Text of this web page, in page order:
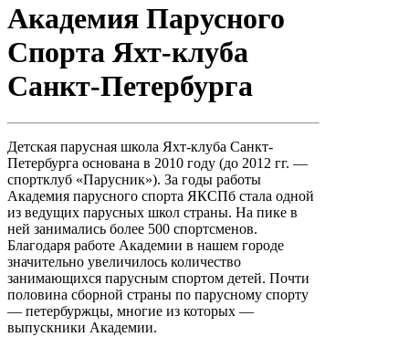
Академия Парусного
Спорта Яхт-клуба
Санкт-Петербурга
Детская парусная школа Яхт-клуба Санкт-
Петербурга основана в 2010 году (до 2012 гг. —
спортклуб «Парусник»). За годы работы
Академия парусного спорта ЯКСПб стала одной
из ведущих парусных школ страны. На пике в
ней занимались более 500 спортсменов.
Благодаря работе Академии в нашем городе
значительно увеличилось количество
занимающихся парусным спортом детей. Почти
половина сборной страны по парусному спорту
— петербуржцы, многие из которых —
выпускники Академии.